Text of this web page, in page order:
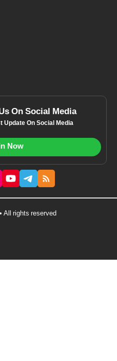
On Social Media
Update On Social Media
Now
All rights reserved